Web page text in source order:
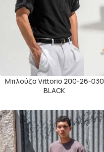
Μπλούζα Vittorio 200-26-030
BLACK